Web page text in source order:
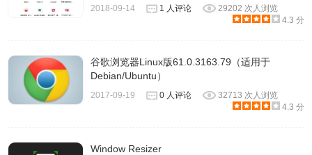
3.如果选择保存，双击下载文件即可开始安装。
Windows 8 和 8.1：系统会显示一个欢迎对话框。请点击下
一步选择默认浏览器。
Windows 10：完成所有设置后，系统会打开 Chrome 窗口。
如果您使用过其他浏览器（例如 Internet Explorer 或
2018-09-14 1 人评论
29202 次人浏览
4.3 分
谷歌浏览器Linux版61.0.3163.79（适用于
Debian/Ubuntu）
2017-09-19 0 人评论
32713 次人浏览
4.3 分
Window Resizer